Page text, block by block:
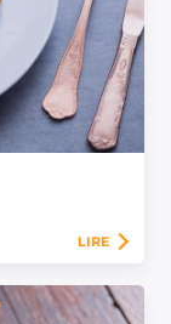
LIRE